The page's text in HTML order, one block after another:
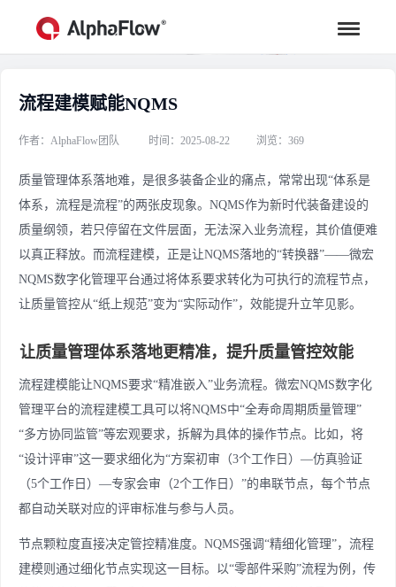
行业资讯
汇聚行业专家观点，助力流程更高效
流程建模赋能NQMS
作者：AlphaFlow团队 时间：2025-08-22 浏览：369
质量管理体系落地难，是很多装备企业的痛点，常常出现“体系是
体系，流程是流程”的两张皮现象。NQMS作为新时代装备建设的
质量纲领，若只停留在文件层面，无法深入业务流程，其价值便难
以真正释放。而流程建模，正是让NQMS落地的“转换器”——微宏
NQMS数字化管理平台通过将体系要求转化为可执行的流程节点，
让质量管控从“纸上规范”变为“实际动作”，效能提升立竿见影。
让质量管理体系落地更精准，提升质量管控效能
流程建模能让NQMS要求“精准嵌入”业务流程。微宏NQMS数字化
管理平台的流程建模工具可以将NQMS中“全寿命周期质量管理”
“多方协同监管”等宏观要求，拆解为具体的操作节点。比如，将
“设计评审”这一要求细化为“方案初审（3个工作日）—仿真验证
（5个工作日）—专家会审（2个工作日）”的串联节点，每个节点
都自动关联对应的评审标准与参与人员。
节点颗粒度直接决定管控精准度。NQMS强调“精细化管理”，流程
建模则通过细化节点实现这一目标。以“零部件采购”流程为例，传